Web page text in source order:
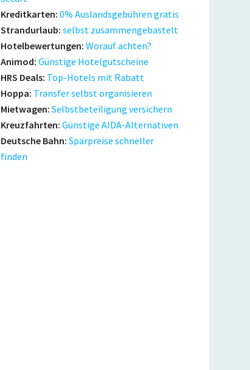
Kreditkarten: 0% Auslandsgebühren gratis
Strandurlaub: selbst zusammengebastelt
Hotelbewertungen: Worauf achten?
Animod: Günstige Hotelgutscheine
HRS Deals: Top-Hotels mit Rabatt
Hoppa: Transfer selbst organisieren
Mietwagen: Selbstbeteiligung versichern
Kreuzfahrten: Günstige AIDA-Alternativen
Deutsche Bahn: Sparpreise schneller
finden